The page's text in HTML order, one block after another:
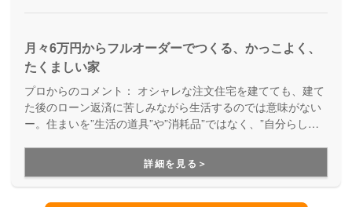
月々6万円からフルオーダーでつくる、かっこよく、
たくましい家
プロからのコメント：
た後のローン返済に苦しみながら生活するのでは意味がない
ー。住まいを”生活の道具”や”消耗品”ではなく、”自分らしさ
え、デザイン性とコストパフォーマンスの両立を実現してく
れるブランドです。月々無理なくお支払いできる価格で、理
想の家づくりを叶えてくれます。
詳細を見る＞